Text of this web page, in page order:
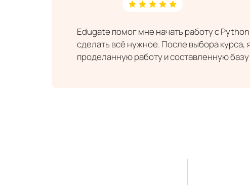
Edugate помог мне начать работу с
сделать всё нужное. После выбора
проделанную работу и составленную